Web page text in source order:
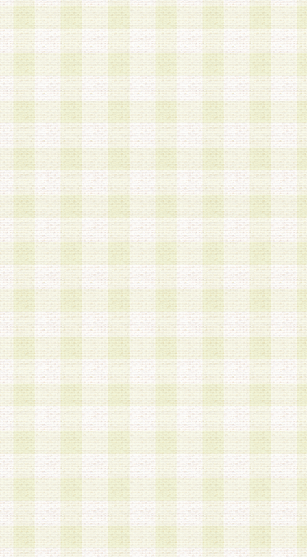
a.本サービスの実施または運営
b.本サービスに係る謝礼、景品、調査サンプル品
c.会員からの電話、メール等の問い合わせなどへ
d.その他これらに付随する業務
2.当社は、会員個人を識別することのできる情報
会員情報を本人の承諾なく第三者に開示すること
人を識別できる情報について第三者に開示または
社は事前に会員本人の同意を得るものとします。
3.前項の定めに拘わらず、当社は、以下の目的に
意を 得ることなく、会員個人を識別できる情報
づき選定した委託業者に対して当社の責任におい
できるものとします。な お、当社は、当該委託
契約を締結しこれを遵守させるとともに、本規約
の注意をもって当該情報を使用させるものとし ま
a.本サービスに係る謝礼、景品、調査サンプル品
b.会員からの電話、メール等の問い合わせなどへ
c.モバイルリサーチ、またはグループ形式による
実施もしくは運営
d.その他これらに付随する業務
4.会員は、住所、電話番号その他の登録情報につ
合は、速やかに当社所定の変更手続きを行うもの
5.当社は、必要と認めた場合、会員に対して、電
手段により登録情報の対象者が会員登録者本人で
の内容が正確であること、アンケートの回答内容
うことができるものとます。
6.会員は、会員登録後当社が定期的に行う登録情
して、当社指定の期間内に更新手続きを行うもの
該期間内に更新手続きを行わない場合、その時点
発行したポイントは失効されるものとします。